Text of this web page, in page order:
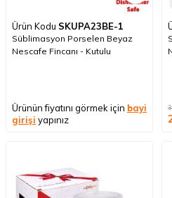
Ürün Kodu SKUPA23BE-1
Süblimasyon Porselen Beyaz
Nescafe Fincanı - Kutulu
Ürünün fiyatını görmek için bayi
girişi yapınız